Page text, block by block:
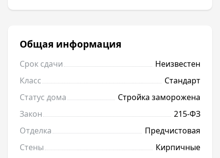
Общая информация
Срок сдачи
Неизвестен
Класс
Стандарт
Статус дома
Стройка заморожена
Закон
215-ФЗ
Отделка
Предчистовая
Стены
Кирпичные